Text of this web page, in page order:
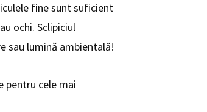
fine sunt suficient
ochi. Sclipiciul
sau lumină ambientală!
pentru cele mai